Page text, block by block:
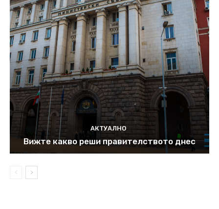
АКТУАЛНО
Вижте какво реши правителството днес